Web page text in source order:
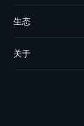
生态
关于